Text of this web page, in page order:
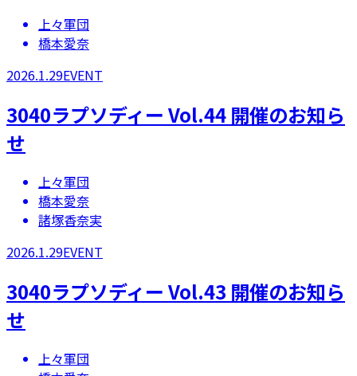
上々軍団
橋本愛奈
2026.1.29EVENT
3040ラプソディー Vol.44 開催のお知ら
せ
上々軍団
橋本愛奈
諸塚香奈実
2026.1.29EVENT
3040ラプソディー Vol.43 開催のお知ら
せ
上々軍団